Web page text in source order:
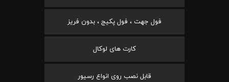
فول جهت ، فول پکیج ، بدون فریز
کارت های لوکال
قابل نصب روی انواع رسیور